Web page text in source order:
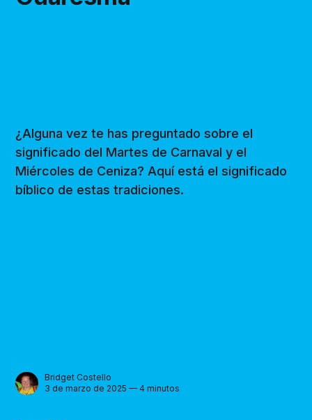
¿Alguna vez te has preguntado sobre el
significado del Martes de Carnaval y el
Miércoles de Ceniza? Aquí está el significado
bíblico de estas tradiciones.
Bridget Costello
3 de marzo de 2025 — 4 minutos